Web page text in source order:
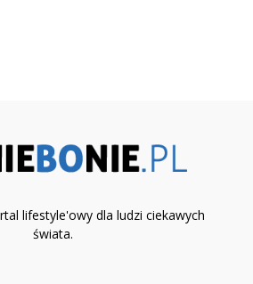
lifestyle'owy dla ludzi ciekawych
świata.